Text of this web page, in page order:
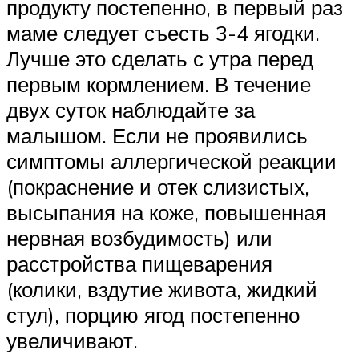
продукту постепенно, в первый раз
маме следует съесть 3-4 ягодки.
Лучше это сделать с утра перед
первым кормлением. В течение
двух суток наблюдайте за
малышом. Если не проявились
симптомы аллергической реакции
(покраснение и отек слизистых,
высыпания на коже, повышенная
нервная возбудимость) или
расстройства пищеварения
(колики, вздутие живота, жидкий
стул), порцию ягод постепенно
увеличивают.